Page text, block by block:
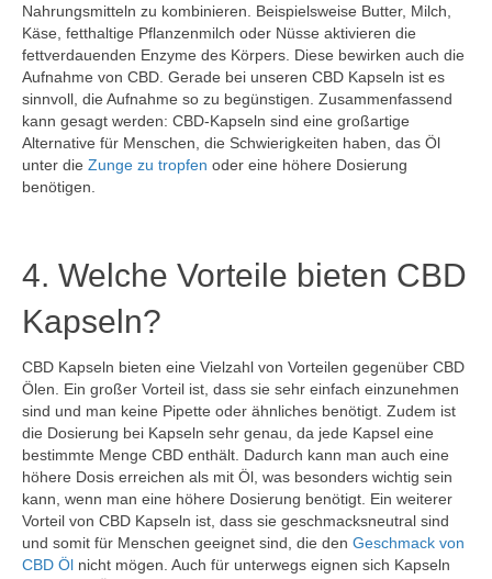
Nahrungsmitteln zu kombinieren. Beispielsweise Butter, Milch,
Käse, fetthaltige Pflanzenmilch oder Nüsse aktivieren die
fettverdauenden Enzyme des Körpers. Diese bewirken auch die
Aufnahme von CBD. Gerade bei unseren CBD Kapseln ist es
sinnvoll, die Aufnahme so zu begünstigen. Zusammenfassend
kann gesagt werden: CBD-Kapseln sind eine großartige
Alternative für Menschen, die Schwierigkeiten haben, das Öl
unter die Zunge zu tropfen oder eine höhere Dosierung
benötigen.
4. Welche Vorteile bieten CBD
Kapseln?
CBD Kapseln bieten eine Vielzahl von Vorteilen gegenüber CBD
Ölen. Ein großer Vorteil ist, dass sie sehr einfach einzunehmen
sind und man keine Pipette oder ähnliches benötigt. Zudem ist
die Dosierung bei Kapseln sehr genau, da jede Kapsel eine
bestimmte Menge CBD enthält. Dadurch kann man auch eine
höhere Dosis erreichen als mit Öl, was besonders wichtig sein
kann, wenn man eine höhere Dosierung benötigt. Ein weiterer
Vorteil von CBD Kapseln ist, dass sie geschmacksneutral sind
und somit für Menschen geeignet sind, die den Geschmack von
CBD Öl nicht mögen. Auch für unterwegs eignen sich Kapseln